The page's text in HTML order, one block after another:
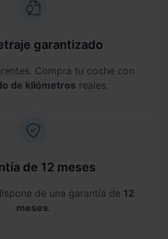
garantizado
Compra tu coche con
de kilómetros reales.
de 12 meses
de una garantía de 12
meses.